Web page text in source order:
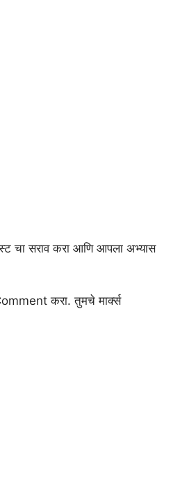
चा सराव करा आणि आपला अभ्यास
करा. तुमचे मार्क्स